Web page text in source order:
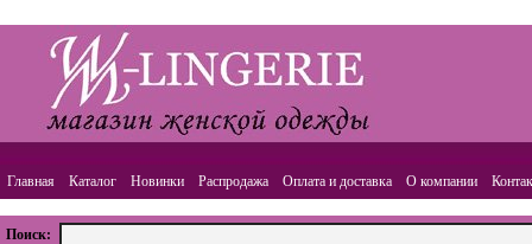
Главная Каталог Новинки Распродажа Оплата и доставка О компании
Поиск: